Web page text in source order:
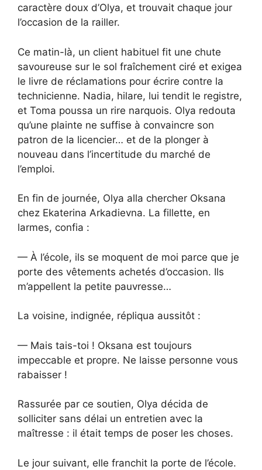
caractère doux d’Olya, et trouvait chaque jour
l’occasion de la railler.
Ce matin-là, un client habituel fit une chute
savoureuse sur le sol fraîchement ciré et exigea
le livre de réclamations pour écrire contre la
technicienne. Nadia, hilare, lui tendit le registre,
et Toma poussa un rire narquois. Olya redouta
qu’une plainte ne suffise à convaincre son
patron de la licencier… et de la plonger à
nouveau dans l’incertitude du marché de
l’emploi.
En fin de journée, Olya alla chercher Oksana
chez Ekaterina Arkadievna. La fillette, en
larmes, confia :
— À l’école, ils se moquent de moi parce que je
porte des vêtements achetés d’occasion. Ils
m’appellent la petite pauvresse…
La voisine, indignée, répliqua aussitôt :
— Mais tais-toi ! Oksana est toujours
impeccable et propre. Ne laisse personne vous
rabaisser !
Rassurée par ce soutien, Olya décida de
solliciter sans délai un entretien avec la
maîtresse : il était temps de poser les choses.
Le jour suivant, elle franchit la porte de l’école.